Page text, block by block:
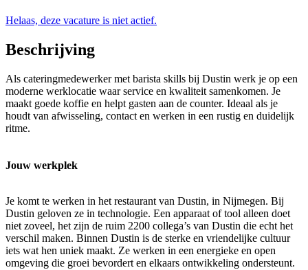
Helaas, deze vacature is niet actief.
Beschrijving
Als cateringmedewerker met barista skills bij Dustin werk je op een
moderne werklocatie waar service en kwaliteit samenkomen. Je
maakt goede koffie en helpt gasten aan de counter. Ideaal als je
houdt van afwisseling, contact en werken in een rustig en duidelijk
ritme.
Jouw werkplek
Je komt te werken in het restaurant van Dustin, in Nijmegen. Bij
Dustin geloven ze in technologie. Een apparaat of tool alleen doet
niet zoveel, het zijn de ruim 2200 collega’s van Dustin die echt het
verschil maken. Binnen Dustin is de sterke en vriendelijke cultuur
iets wat hen uniek maakt. Ze werken in een energieke en open
omgeving die groei bevordert en elkaars ontwikkeling ondersteunt.